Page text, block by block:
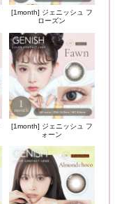
[1month] ジェニッシュ フ
ローズン
[1month] ジェニッシュ フ
ォーン